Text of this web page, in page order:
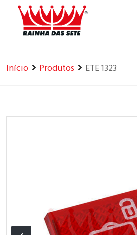
Home Produtos
Início Produtos ETE 1323